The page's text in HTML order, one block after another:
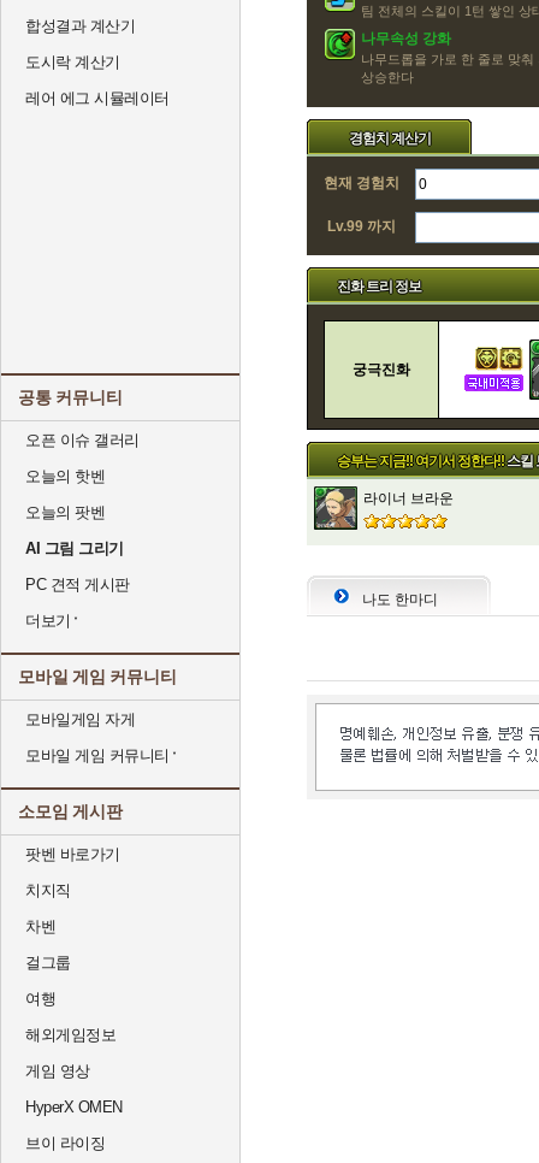
합성결과 계산기
도시락 계산기
레어 에그 시뮬레이터
공통 커뮤니티
오픈 이슈 갤러리
오늘의 핫벤
오늘의 팟벤
AI 그림 그리기
PC 견적 게시판
더보기
모바일 게임 커뮤니티
모바일게임 자게
모바일 게임 커뮤니티
소모임 게시판
팟벤 바로가기
치지직
차벤
걸그룹
여행
해외게임정보
게임 영상
HyperX OMEN
브이 라이징
팀 전체의 스킬이 1턴 쌓인 상
나무속성 강화
나무드롭을 가로 한 줄로 맞
상승한다
경험치 계산기
현재 경험치
Lv.99 까지
진화 트리 정보
궁극진화
승부는 지금!! 여기서 정한다!!스킬
라이너 브라운
나도 한마디